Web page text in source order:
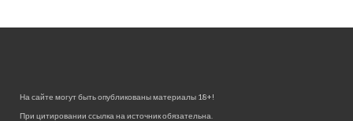
На сайте могут быть опубликованы материалы 18+!
При цитировании ссылка на источник обязательна.